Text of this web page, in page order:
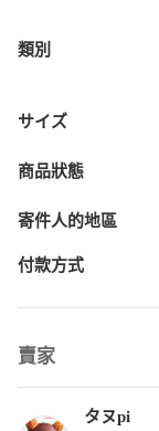
類別
サイズ
商品狀態
寄件人的地區
付款方式
賣家
タヌpi